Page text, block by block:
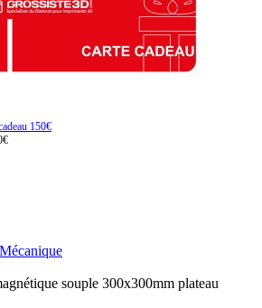
150€
souple 300x300mm plateau